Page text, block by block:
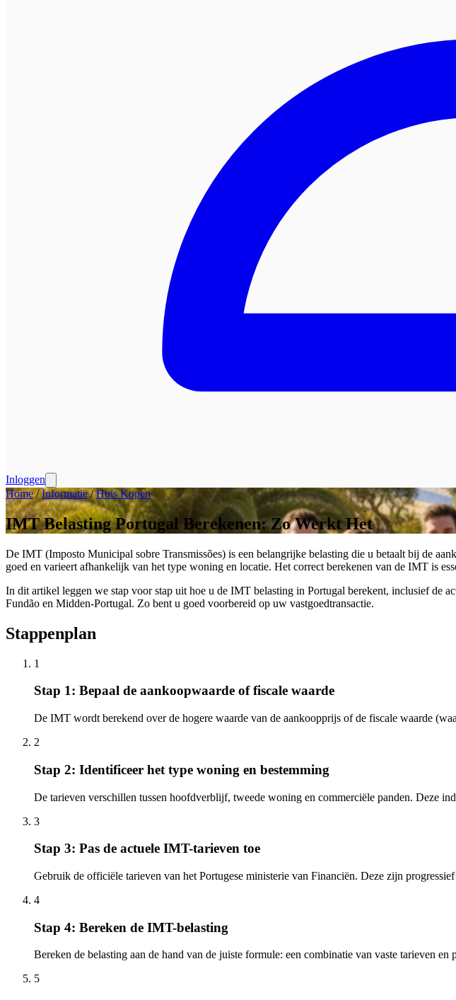
Inloggen
Home/Informatie/Huis Kopen
IMT Belasting Portugal Berekenen: Zo Werkt Het
De IMT (Imposto Municipal sobre Transmissões) is een belangrijke belasting die u betaalt bij de
goed en varieert afhankelijk van het type woning en locatie. Het correct berekenen van de IMT is
In dit artikel leggen we stap voor stap uit hoe u de IMT belasting in Portugal berekent, inclusief de
Fundão en Midden-Portugal. Zo bent u goed voorbereid op uw vastgoedtransactie.
Stappenplan
1
Stap 1: Bepaal de aankoopwaarde of fiscale waarde
De IMT wordt berekend over de hogere waarde van de aankoopprijs of de fiscale waarde
2
Stap 2: Identificeer het type woning en bestemming
De tarieven verschillen tussen hoofdverblijf, tweede woning en commerciële panden. Deze
3
Stap 3: Pas de actuele IMT-tarieven toe
Gebruik de officiële tarieven van het Portugese ministerie van Financiën. Deze zijn
4
Stap 4: Bereken de IMT-belasting
Bereken de belasting aan de hand van de juiste formule: een combinatie van vaste tarieven en
5